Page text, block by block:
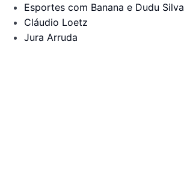
Esportes com Banana e Dudu Silva
Cláudio Loetz
Jura Arruda